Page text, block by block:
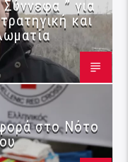
” για
και
στο Νότο